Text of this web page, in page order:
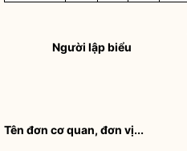
Người lập biểu
Tên đơn cơ quan, đơn vị...